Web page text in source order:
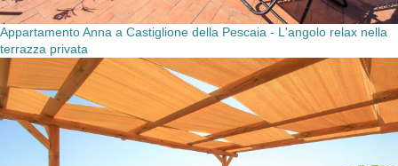
Appartamento Anna a Castiglione della Pescaia - L'angolo relax nella
terrazza privata